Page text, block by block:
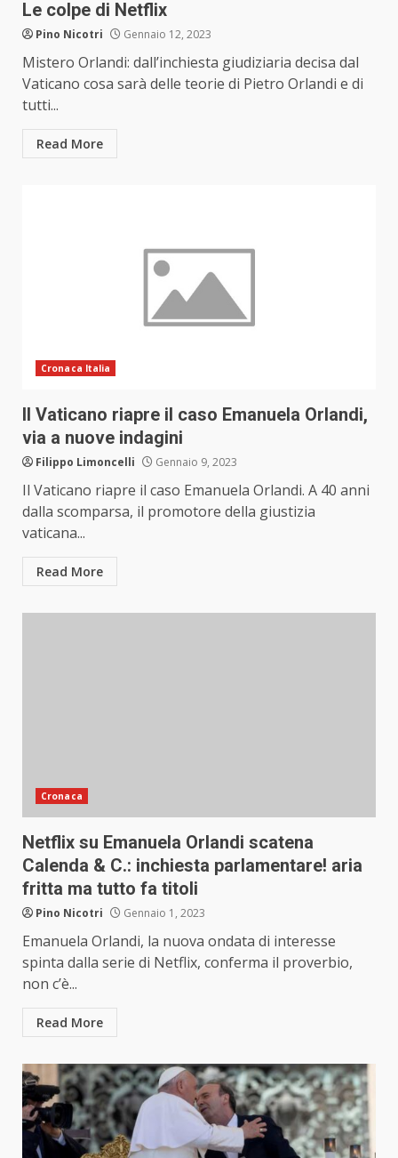
Le colpe di Netflix
Pino Nicotri Gennaio 12, 2023
Mistero Orlandi: dall’inchiesta giudiziaria decisa dal
Vaticano cosa sarà delle teorie di Pietro Orlandi e di
tutti...
Read More
Cronaca Italia
Il Vaticano riapre il caso Emanuela Orlandi,
via a nuove indagini
Filippo Limoncelli Gennaio 9, 2023
Il Vaticano riapre il caso Emanuela Orlandi. A 40 anni
dalla scomparsa, il promotore della giustizia
vaticana...
Read More
Cronaca
Netflix su Emanuela Orlandi scatena
Calenda & C.: inchiesta parlamentare! aria
fritta ma tutto fa titoli
Pino Nicotri Gennaio 1, 2023
Emanuela Orlandi, la nuova ondata di interesse
spinta dalla serie di Netflix, conferma il proverbio,
non c’è...
Read More